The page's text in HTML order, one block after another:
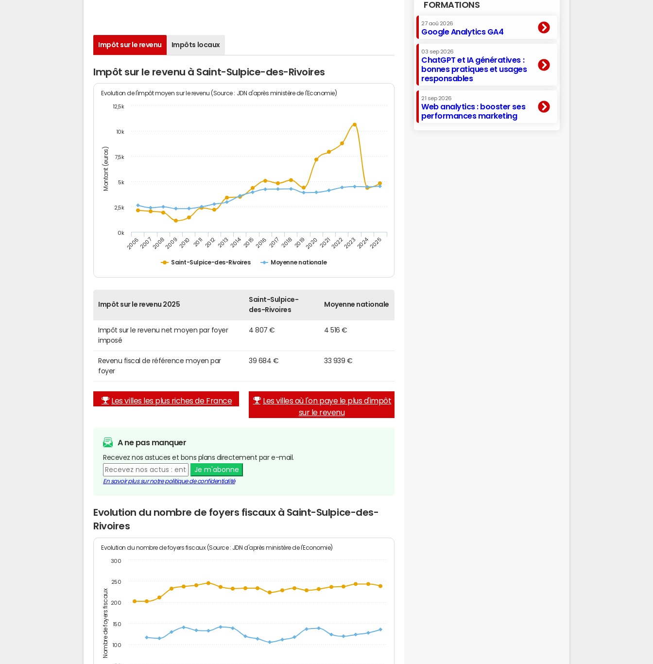
Impôt sur le revenu Impôts locaux
Impôt sur le revenu à Saint-Sulpice-des-Rivoires
Montant (euros)
Evolution de l'impôt moyen sur le revenu (Source : JDN d'après ministère de l'Economie)
Saint-Sulpice-des-Rivoires Moyenne nationale
20062007200820092010 2011 20122013201420152016 2017 20182019202020212022202320242025
0k
2,5k
5k
7,5k
10k
12,5k
Impôt sur le revenu 2025
Saint-Sulpice-
des-Rivoires
Moyenne nationale
Impôt sur le revenu net moyen par foyer
imposé
4 807 € 4 516 €
Revenu fiscal de référence moyen par
foyer
39 684 € 33 939 €
Les villes les plus riches de France
Les villes où l'on paye le plus d'impôt
sur le revenu
A ne pas manquer
Recevez nos astuces et bons plans directement par e-mail.
Je m'abonne
En savoir plus sur notre politique de confidentialité
Evolution du nombre de foyers fiscaux à Saint-Sulpice-des-
Rivoires
Nombre de foyers fiscaux
Evolution du nombre de foyers fiscaux (Source : JDN d'après ministère de l'Economie)
100
150
200
250
300
FORMATIONS
27 aoû 2026
Google Analytics GA4
03 sep 2026
ChatGPT et IA génératives :
bonnes pratiques et usages
responsables
21 sep 2026
Web analytics : booster ses
performances marketing